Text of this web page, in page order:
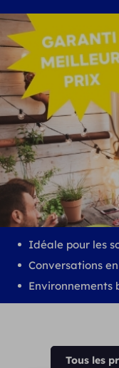
Idéale pour les
Conversations
Environnements
Tous les